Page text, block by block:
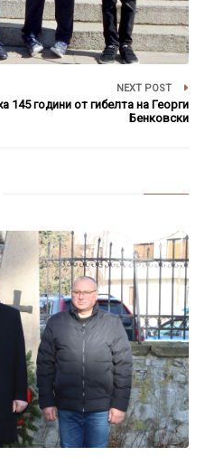
NEXT POST
години от гибелта на Георги
Бенковски